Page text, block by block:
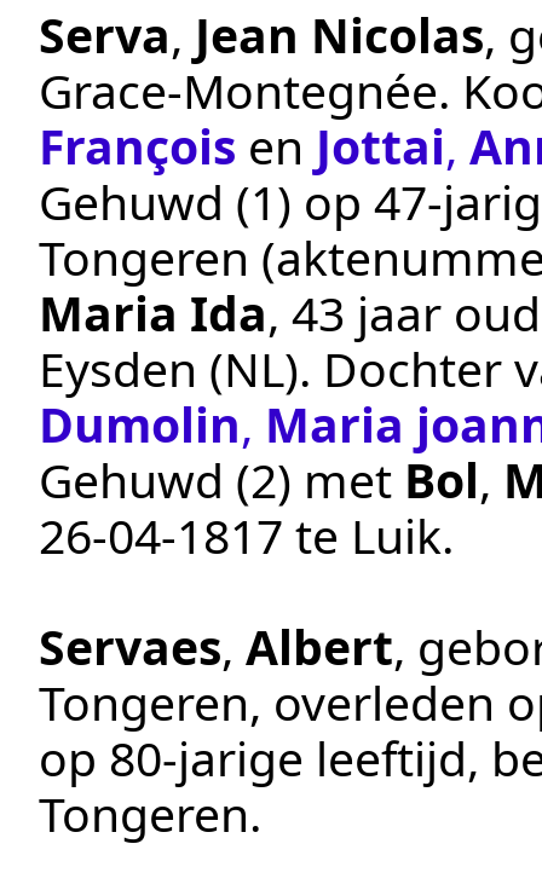
Serva, Jean Nicolas,
Grace-Montegnée.
François en Jottai,
Gehuwd (1) op 47-
Tongeren
Maria Ida, 43 jaar
Eysden (NL). Dochter
Dumolin, Maria
Gehuwd (2) met Bol,
26‑04‑1817 te Luik.
Servaes, Albert,
Tongeren, overleden
op 80-jarige leeftijd,
Tongeren.